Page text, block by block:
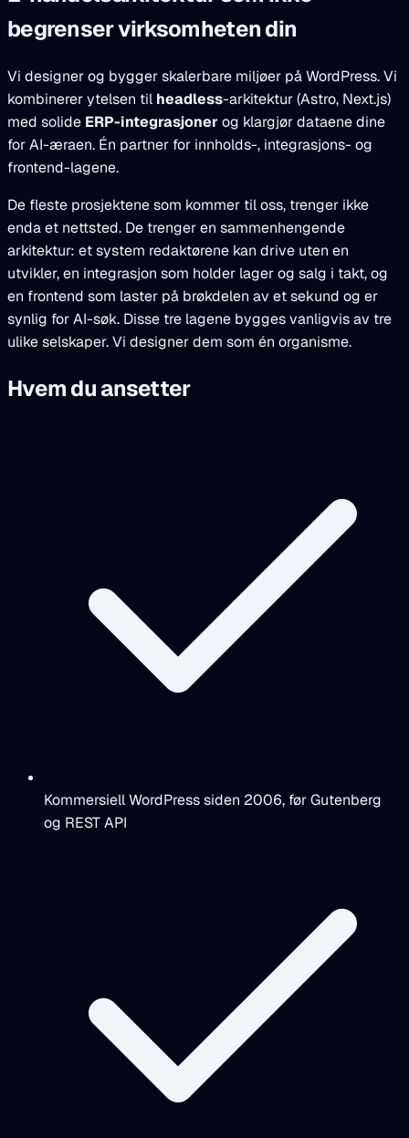
begrenser virksomheten din
Vi designer og bygger skalerbare miljøer på WordPress. Vi
kombinerer ytelsen til headless-arkitektur (Astro, Next.js)
med solide ERP-integrasjonerog klargjør dataene dine
for AI-æraen. Én partner for innholds-, integrasjons- og
frontend-lagene.
De fleste prosjektene som kommer til oss, trenger ikke
enda et nettsted. De trenger en sammenhengende
arkitektur: et system redaktørene kan drive uten en
utvikler, en integrasjon som holder lager og salg i takt, og
en frontend som laster på brøkdelen av et sekund og er
synlig for AI-søk. Disse tre lagene bygges vanligvis av tre
ulike selskaper. Vi designer dem som én organisme.
Hvem du ansetter
Kommersiell WordPress siden 2006, før Gutenberg
og REST API